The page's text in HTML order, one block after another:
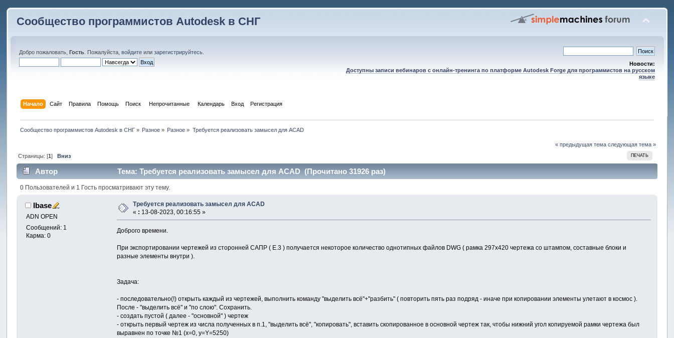
Сообщество программистов Autodesk в СНГ
Добро пожаловать,Гость . Пожалуйста,войдите илизарегистрируйтесь
Новости:
Доступны записи вебинаров с онлайн-тренинга по платформе Autodesk Forge для программистов на русском
языке
Начало Сайт Правила Помощь Поиск Непрочитанные Календарь Вход Регистрация
Сообщество программистов Autodesk в СНГ» Разное » Разное » Требуется реализовать замысел для ACAD
« предыдущая тема следующая тема »
ПЕЧАТЬ
Страницы: [1] Вниз
Автор Тема: Требуется реализовать замысел для ACAD (Прочитано 31926 раз)
0 Пользователей и 1 Гость просматривают эту тему.
Ibase
ADN OPEN
Сообщений: 1
Карма: 0
Требуется реализовать замысел для ACAD
« : 13-08-2023, 00:16:55 »
Доброго времени.
При экспортировании чертежей из сторонней САПР ( Е.3 ) получается некоторое количество однотипных файлов DWG ( рамка 297х420 чертежа со штампом, составные блоки и
разные элементы внутри ).
Задача:
- последовательно(!) открыть каждый из чертежей, выполнить команду "выделить всё"+"разбить" ( повторить пять раз подряд - иначе при копировании элементы улетают в космос ).
После - "выделить всё" и "по слою". Сохранить.
- создать пустой ( далее - "основной" ) чертеж
- открыть первый чертеж из числа полученных в п.1, "выделить всё", "копировать", вставить скопированное в основной чертеж так, чтобы нижний угол копируемой рамки чертежа был
выравнен по точке №1 (x=0, y=Y=5250)